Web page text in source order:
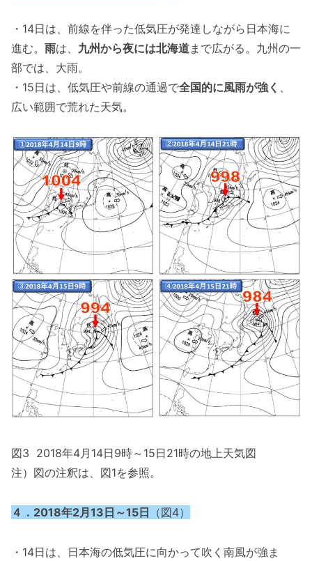
・14日は、前線を伴った低気圧が発達しながら日本海に
進む。 雨は、 九州から夜には北海道まで広がる。九州の一
部では、大雨。
・15日は、低気圧や前線の通過で全国的に風雨が強く
広い範囲で荒れた天気。
図3 2018年4月14日9時～15日21時の地上天気図
注）図の注釈は、図1を参照。
４．2018年2月13日～15日 （図4）
・14日は、日本海の低気圧に向かって吹く南風が強ま